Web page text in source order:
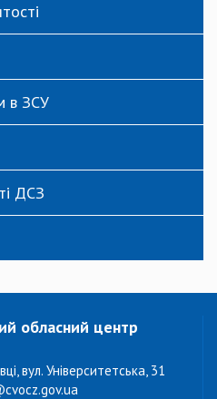
в ЗСУ
ДСЗ
обласний центр
вул. Університетська, 31